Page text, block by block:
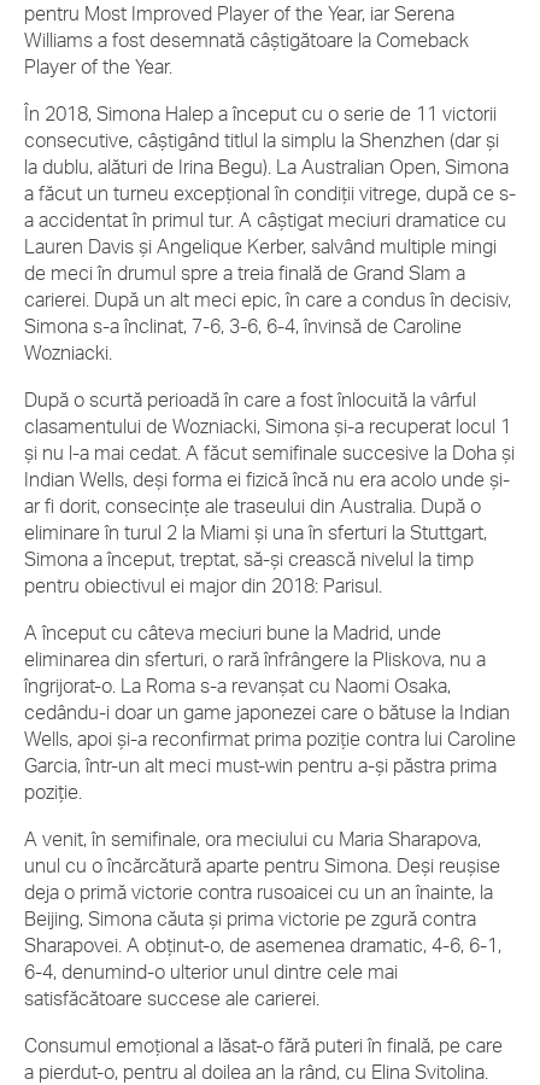
pentru Most Improved Player of the Year, iar Serena
Williams a fost desemnată câștigătoare la Comeback
Player of the Year.
În 2018, Simona Halep a început cu o serie de 11 victorii
consecutive, câștigând titlul la simplu la Shenzhen (dar și
la dublu, alături de Irina Begu). La Australian Open, Simona
a făcut un turneu excepțional în condiții vitrege, după ce s-
a accidentat în primul tur. A câștigat meciuri dramatice cu
Lauren Davis și Angelique Kerber, salvând multiple mingi
de meci în drumul spre a treia finală de Grand Slam a
carierei. După un alt meci epic, în care a condus în decisiv,
Simona s-a înclinat, 7-6, 3-6, 6-4, învinsă de Caroline
Wozniacki.
După o scurtă perioadă în care a fost înlocuită la vârful
clasamentului de Wozniacki, Simona și-a recuperat locul 1
și nu l-a mai cedat. A făcut semifinale succesive la Doha și
Indian Wells, deși forma ei fizică încă nu era acolo unde și-
ar fi dorit, consecințe ale traseului din Australia. După o
eliminare în turul 2 la Miami și una în sferturi la Stuttgart,
Simona a început, treptat, să-și crească nivelul la timp
pentru obiectivul ei major din 2018: Parisul.
A început cu câteva meciuri bune la Madrid, unde
eliminarea din sferturi, o rară înfrângere la Pliskova, nu a
îngrijorat-o. La Roma s-a revanșat cu Naomi Osaka,
cedându-i doar un game japonezei care o bătuse la Indian
Wells, apoi și-a reconfirmat prima poziție contra lui Caroline
Garcia, într-un alt meci must-win pentru a-și păstra prima
poziție.
A venit, în semifinale, ora meciului cu Maria Sharapova,
unul cu o încărcătură aparte pentru Simona. Deși reușise
deja o primă victorie contra rusoaicei cu un an înainte, la
Beijing, Simona căuta și prima victorie pe zgură contra
Sharapovei. A obținut-o, de asemenea dramatic, 4-6, 6-1,
6-4, denumind-o ulterior unul dintre cele mai
satisfăcătoare succese ale carierei.
Consumul emoțional a lăsat-o fără puteri în finală, pe care
a pierdut-o, pentru al doilea an la rând, cu Elina Svitolina.